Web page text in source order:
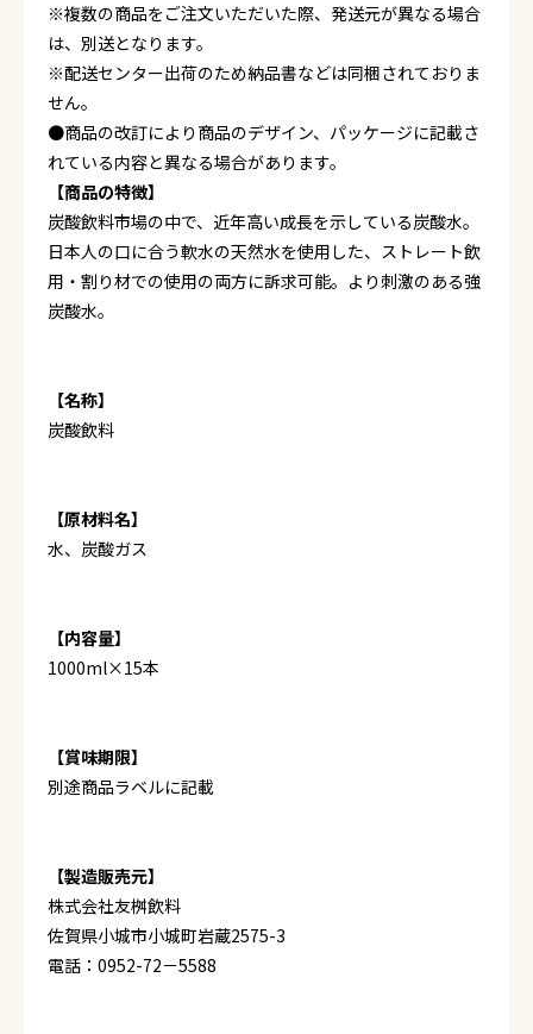
※複数の商品をご注文いただいた際、発送元が異なる場合
は、別送となります。
※配送センター出荷のため納品書などは同梱されておりま
せん。
●商品の改訂により商品のデザイン、パッケージに記載さ
れている内容と異なる場合があります。
【商品の特徴】
炭酸飲料市場の中で、近年高い成長を示している炭酸水。
日本人の口に合う軟水の天然水を使用した、ストレート飲
用・割り材での使用の両方に訴求可能。より刺激のある強
炭酸水。
【名称】
炭酸飲料
【原材料名】
水、炭酸ガス
【内容量】
1000ml×15本
【賞味期限】
別途商品ラベルに記載
【製造販売元】
株式会社友桝飲料
佐賀県小城市小城町岩蔵2575-3
電話：0952-72－5588